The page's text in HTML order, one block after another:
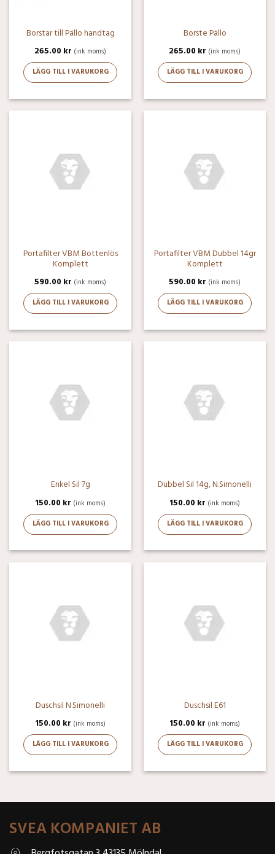
Borstar till Pällo handtag
265.00 kr (ink moms)
LÄGG TILL I VARUKORG
Borste Pällo
265.00 kr (ink moms)
LÄGG TILL I VARUKORG
Portafilter VBM Bottenlös
Komplett
590.00 kr (ink moms)
LÄGG TILL I VARUKORG
Portafilter VBM Dubbel 14gr
Komplett
590.00 kr (ink moms)
LÄGG TILL I VARUKORG
Enkel Sil 7g
150.00 kr (ink moms)
LÄGG TILL I VARUKORG
Dubbel Sil 14g, N.Simonelli
150.00 kr (ink moms)
LÄGG TILL I VARUKORG
Duschsil N.Simonelli
150.00 kr (ink moms)
LÄGG TILL I VARUKORG
Duschsil E61
150.00 kr (ink moms)
LÄGG TILL I VARUKORG
SVEA KOMPANIET AB